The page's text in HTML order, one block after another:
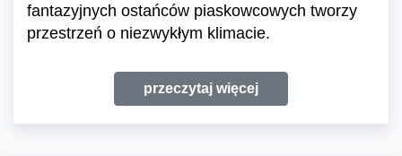
fantazyjnych ostańców piaskowcowych tworzy
przestrzeń o niezwykłym klimacie.
przeczytaj więcej